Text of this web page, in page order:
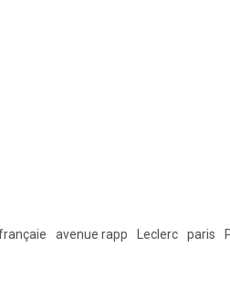
avenue rapp Leclerc paris